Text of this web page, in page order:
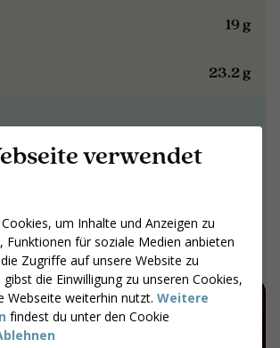
verwendet
um Inhalte und Anzeigen zu
Funktionen für soziale Medien anbieten
Zugriffe auf unsere Website zu
die Einwilligung zu unseren Cookies,
Webseite weiterhin nutzt. Weitere
findest du unter den Cookie
19 g
23.2 g
an
arbeiten,
arbeiten,
ein
Coaches suchen